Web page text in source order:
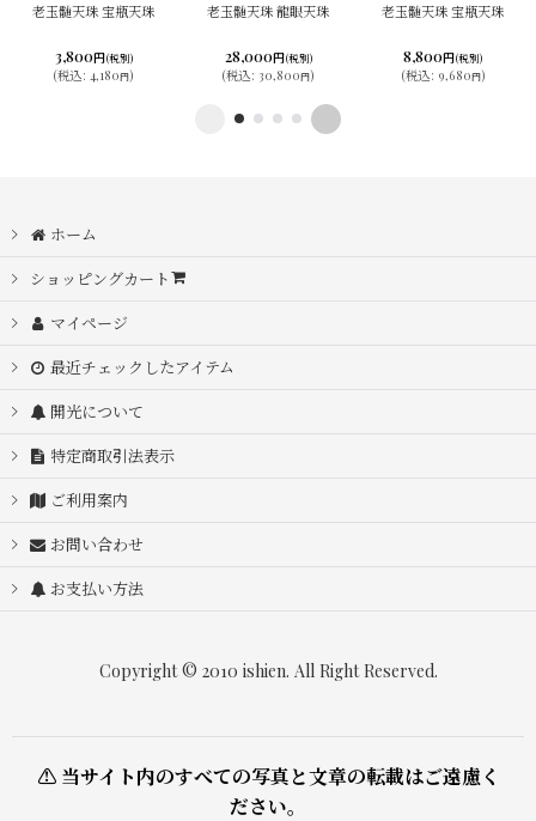
老玉髄天珠 宝瓶天珠
3,800円(税別)
(税込: 4,180円)
老玉髄天珠 龍眼天珠
28,000円(税別)
(税込: 30,800円)
老玉髄天珠 宝瓶天珠
8,800円(税別)
(税込: 9,680円)
ホーム
ショッピングカート
マイページ
最近チェックしたアイテム
開光について
特定商取引法表示
ご利用案内
お問い合わせ
お支払い方法
Copyright © 2010 ishien. All Right Reserved.
⚠ 当サイト内のすべての写真と文章の転載はご遠慮く
ださい。